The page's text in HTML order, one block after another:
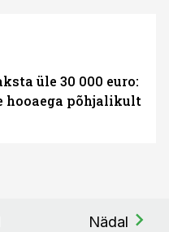
üle 30 000 euro:
hooaega põhjalikult
Nädal